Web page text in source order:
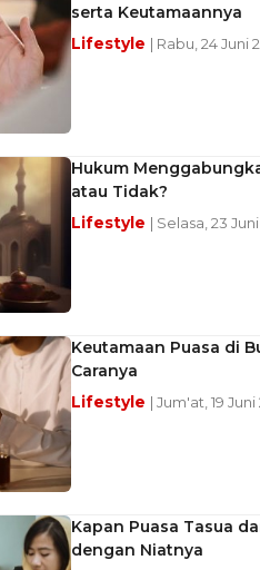
serta Keutamaannya
Lifestyle | Rabu, 24 Juni
Hukum
atau Tidak?
Lifestyle | Selasa, 23
Keutamaan Puasa di
Caranya
Lifestyle | Jum'at, 19
Kapan Puasa Tasua
dengan Niatnya